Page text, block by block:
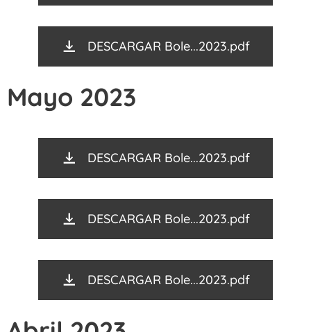
DESCARGAR Bole...2023.pdf
Mayo 2023
DESCARGAR Bole...2023.pdf
DESCARGAR Bole...2023.pdf
DESCARGAR Bole...2023.pdf